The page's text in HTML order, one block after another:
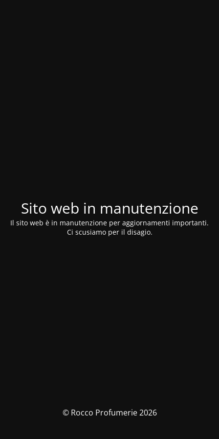
Sito web in manutenzione
Il sito web è in manutenzione per aggiornamenti importanti.
Ci scusiamo per il disagio.
© Rocco Profumerie 2026